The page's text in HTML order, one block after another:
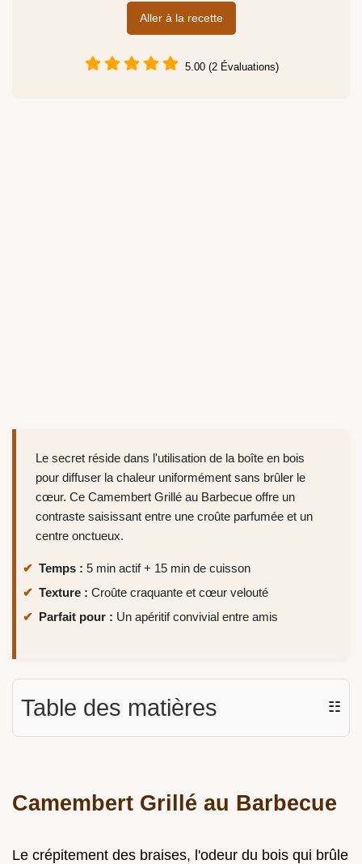
Aller à la recette
5.00 (2 Évaluations)
Le secret réside dans l'utilisation de la boîte en bois
pour diffuser la chaleur uniformément sans brûler le
cœur. Ce Camembert Grillé au Barbecue offre un
contraste saisissant entre une croûte parfumée et un
centre onctueux.
Temps : 5 min actif + 15 min de cuisson
Texture : Croûte craquante et cœur velouté
Parfait pour : Un apéritif convivial entre amis
Table des matières ☷
Camembert Grillé au Barbecue
Le crépitement des braises, l'odeur du bois qui brûle